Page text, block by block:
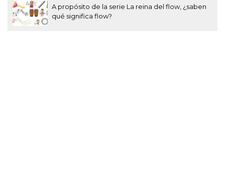
A propósito de la serie La reina del flow, ¿saben
qué significa flow?